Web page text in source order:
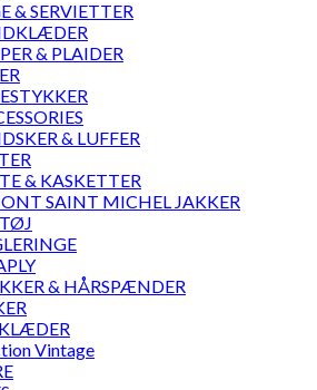
& SERVIETTER
& PLAIDER
& LUFFER
& KASKETTER
SAINT MICHEL JAKKER
& HÅRSPÆNDER
Vintage